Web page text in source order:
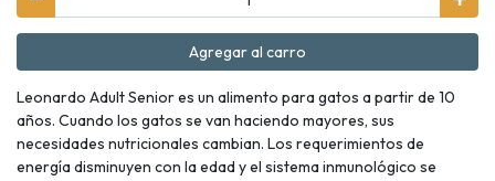
Agregar al carro
Leonardo Adult Senior es un alimento para gatos a partir de 10
años. Cuando los gatos se van haciendo mayores, sus
necesidades nutricionales cambian. Los requerimientos de
energía disminuyen con la edad y el sistema inmunológico se